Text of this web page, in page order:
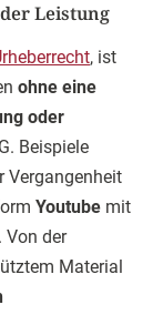
Leistung
, ist
ohne eine
oder
Beispiele
Vergangenheit
Youtube mit
. Von der
Material